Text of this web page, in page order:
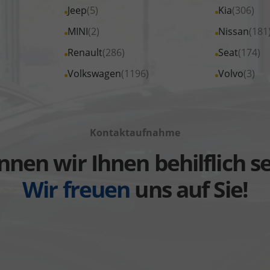
Citroen
anzeigen
Cupra
anzeigen
Fahrzeuge
Ford
anzeigen
Fahrzeuge
Foton
anzeigen
Jeep(5)
Alle
Fahrzeuge
Jeep
anzeigen
Kia(306)
Alle
Fahrzeuge
Kia
anzeigen
MINI(2)
Alle
Fahrzeuge
MINI
Nissan
Alle
Fahrzeuge
Nissan
Renault(286)
Alle
Fahrzeuge
Seat(174)
Alle
Fahrzeuge
Volkswagen(1196)
Alle
anzeigen
Volvo(3)
Alle
Kontaktaufnahme
wir Ihnen behilflich
Wir freuen uns auf Sie!